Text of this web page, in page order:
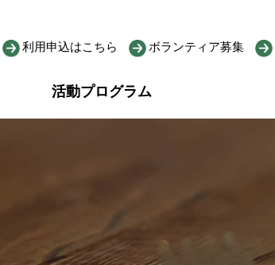
利用申込はこちら ボランティア募集
活動プログラム